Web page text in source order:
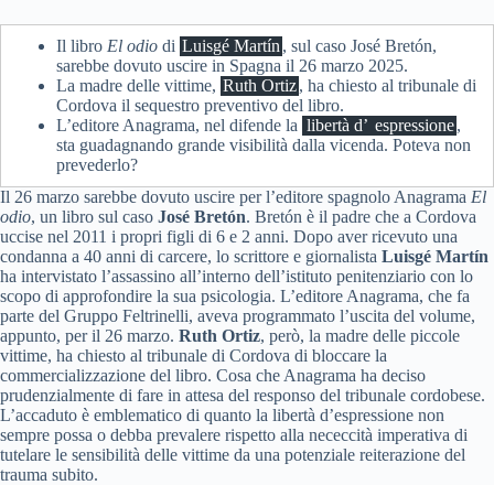
Il libro El odio di Luisgé Martín , sul caso José Bretón,
sarebbe dovuto uscire in Spagna il 26 marzo 2025.
La madre delle vittime, Ruth Ortiz, ha chiesto al tribunale di
Cordova il sequestro preventivo del libro.
L’editore Anagrama, nel difende la libertà d’ espressione,
sta guadagnando grande visibilità dalla vicenda. Poteva non
prevederlo?
Il 26 marzo sarebbe dovuto uscire per l’editore spagnolo Anagrama El
odio, un libro sul caso José Bretón. Bretón è il padre che a Cordova
uccise nel 2011 i propri figli di 6 e 2 anni. Dopo aver ricevuto una
condanna a 40 anni di carcere, lo scrittore e giornalista Luisgé Martín
ha intervistato l’assassino all’interno dell’istituto penitenziario con lo
scopo di approfondire la sua psicologia. L’editore Anagrama, che fa
parte del Gruppo Feltrinelli, aveva programmato l’uscita del volume,
appunto, per il 26 marzo. Ruth Ortiz, però, la madre delle piccole
vittime, ha chiesto al tribunale di Cordova di bloccare la
commercializzazione del libro. Cosa che Anagrama ha deciso
prudenzialmente di fare in attesa del responso del tribunale cordobese.
L’accaduto è emblematico di quanto la libertà d’espressione non
sempre possa o debba prevalere rispetto alla nececcità imperativa di
tutelare le sensibilità delle vittime da una potenziale reiterazione del
trauma subito.